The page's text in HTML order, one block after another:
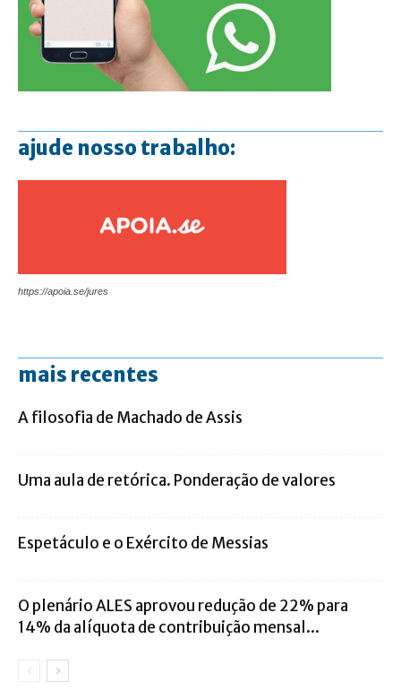
ajude nosso trabalho:
https://apoia.se/jures
mais recentes
A filosofia de Machado de Assis
Uma aula de retórica. Ponderação de valores
Espetáculo e o Exército de Messias
O plenário ALES aprovou redução de 22% para
14% da alíquota de contribuição mensal...